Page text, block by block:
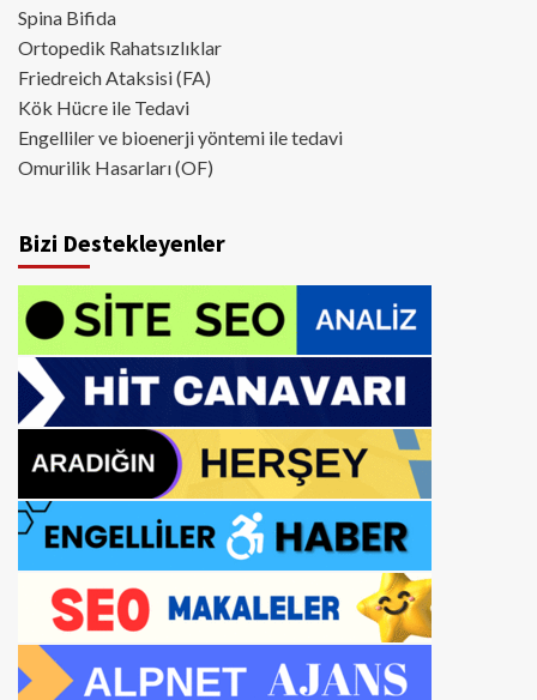
Spina Bifida
Ortopedik Rahatsızlıklar
Friedreich Ataksisi (FA)
Kök Hücre ile Tedavi
Engelliler ve bioenerji yöntemi ile tedavi
Omurilik Hasarları (OF)
Bizi Destekleyenler